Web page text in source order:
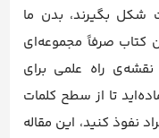
شکل بگیرند، بدن ما
کتاب صرفاً مجموعه‌ای
راه علمی برای
تا از سطح کلمات
نفوذ کنید، این مقاله